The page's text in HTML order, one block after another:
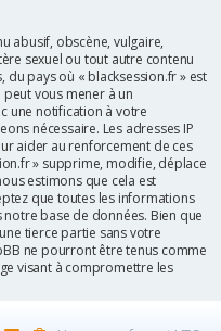
abusif, obscène, vulgaire,
sexuel ou tout autre contenu
pays où « blacksession.fr » est
vous mener à un
une notification à votre
nécessaire. Les adresses IP
aider au renforcement de ces
» supprime, modifie, déplace
estimons que cela est
que toutes les informations
base de données. Bien que
tierce partie sans votre
ne pourront être tenus comme
visant à compromettre les